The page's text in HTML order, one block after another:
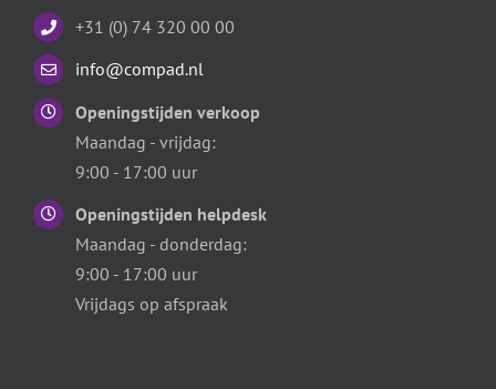
+31 (0) 74 320 00 00
info@compad.nl
Openingstijden verkoop
Maandag - vrijdag:
9:00 - 17:00 uur
Openingstijden helpdesk
Maandag - donderdag:
9:00 - 17:00 uur
Vrijdags op afspraak